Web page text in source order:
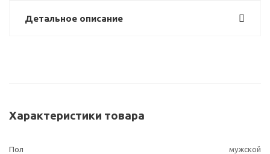
Детальное описание
Характеристики товара
Пол
мужской